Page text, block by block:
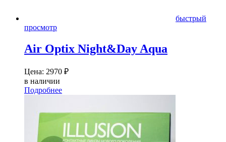
быстрый
просмотр
Air Optix Night&Day Aqua
Цена: 2970 ₽
в наличии
Подробнее